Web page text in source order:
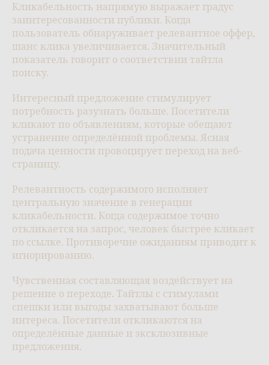
Кликабельность напрямую выражает градус
заинтересованности публики. Когда
пользователь обнаруживает релевантное оффер,
шанс клика увеличивается. Значительный
показатель говорит о соответствии тайтла
поиску.
Интересный предложение стимулирует
потребность разузнать больше. Посетители
кликают по объявлениям, которые обещают
устранение определённой проблемы. Ясная
подача ценности провоцирует переход на веб-
страницу.
Релевантность содержимого исполняет
центральную значение в генерации
кликабельности. Когда содержимое точно
откликается на запрос, человек быстрее кликает
по ссылке. Противоречие ожиданиям приводит к
игнорированию.
Чувственная составляющая воздействует на
решение о переходе. Тайтлы с стимулами
спешки или выгоды захватывают больше
интереса. Посетители откликаются на
определённые данные и эксклюзивные
предложения.